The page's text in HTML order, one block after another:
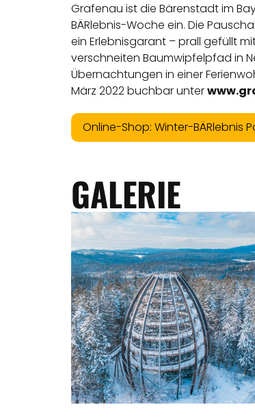
Grafenau ist die Bärenstadt im
BÄRlebnis-Woche ein. Die
ein Erlebnisgarant – prall gefüllt
verschneiten Baumwipfelpfad in
Übernachtungen in einer
März 2022 buchbar unter
Online-Shop: Winter-BÄRlebnis
GALERIE